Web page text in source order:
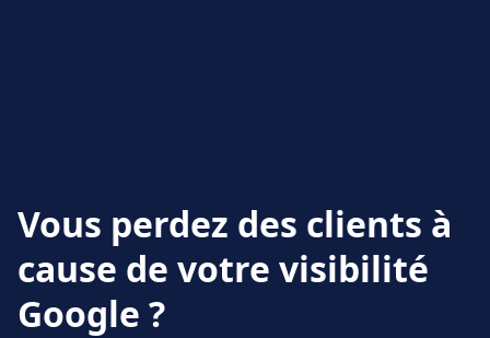
Vous perdez des clients à
cause de votre visibilité
Google ?